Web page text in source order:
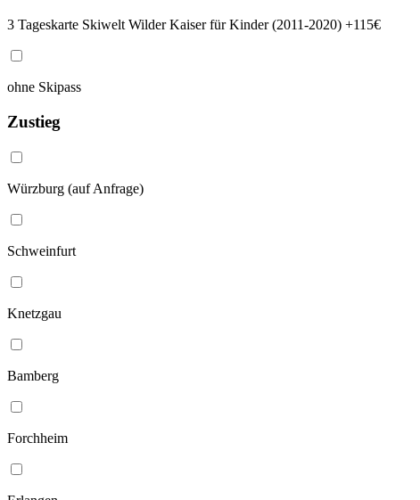
3 Tageskarte Skiwelt Wilder Kaiser für Kinder (2011-2020) +115€
ohne Skipass
Zustieg
Würzburg (auf Anfrage)
Schweinfurt
Knetzgau
Bamberg
Forchheim